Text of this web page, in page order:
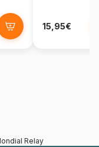
15,95€
Relay